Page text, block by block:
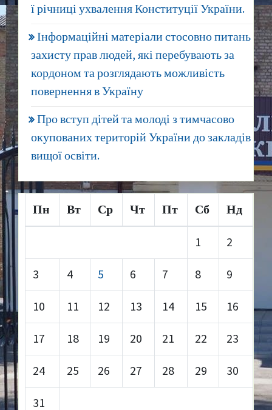
ї річниці ухвалення Конституції України.
Інформаційні матеріали стосовно питань
захисту прав людей, які перебувають за
кордоном та розглядають можливість
повернення в Україну
Про вступ дітей та молоді з тимчасово
окупованих територій України до закладів
вищої освіти.
Пн Вт Ср Чт Пт Сб Нд
1 2
3 4 5 6 7 8 9
10 11 12 13 14 15 16
17 18 19 20 21 22 23
24 25 26 27 28 29 30
31